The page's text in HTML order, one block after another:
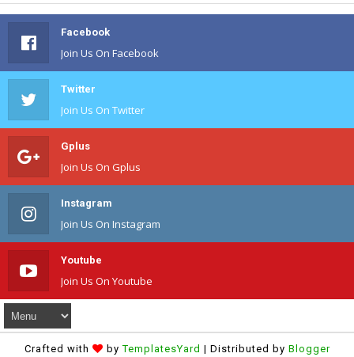
Facebook
Join Us On Facebook
Twitter
Join Us On Twitter
Gplus
Join Us On Gplus
Instagram
Join Us On Instagram
Youtube
Join Us On Youtube
Crafted with byTemplatesYard | Distributed by Blogger